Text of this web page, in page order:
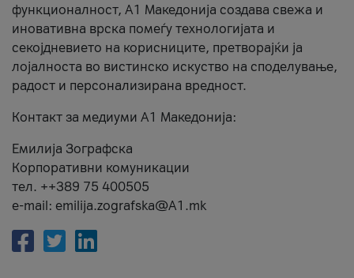
функционалност, А1 Македонија создава свежа и
иновативна врска помеѓу технологијата и
секојдневието на корисниците, претворајќи ја
лојалноста во вистинско искуство на споделување,
радост и персонализирана вредност.
Контакт за медиуми А1 Македонија:
Емилија Зографска
Корпоративни комуникации
тел. ++389 75 400505
e-mail: emilija.zografska@A1.mk